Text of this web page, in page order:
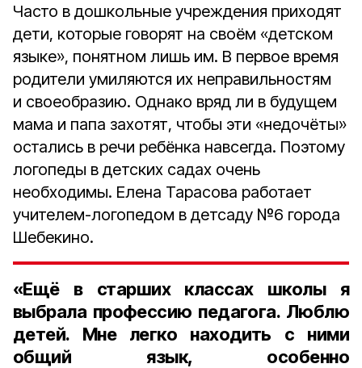
Часто в дошкольные учреждения приходят
дети, которые говорят на своём «детском
языке», понятном лишь им. В первое время
родители умиляются их неправильностям
и своеобразию. Однако вряд ли в будущем
мама и папа захотят, чтобы эти «недочёты»
остались в речи ребёнка навсегда. Поэтому
логопеды в детских садах очень
необходимы. Елена Тарасова работает
учителем-логопедом в детсаду №6 города
Шебекино.
«Ещё в старших классах школы я
выбрала профессию педагога. Люблю
детей. Мне легко находить с ними
общий язык, особенно